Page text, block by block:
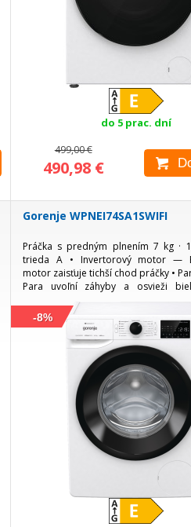
do 5 prac. dní
499,00 €
490,98 €
Gorenje WPNEI74SA1SWIFI
Práčka s predným plnením 7 kg ·
trieda A • Invertorový motor —
motor zaisťuje tichší chod práčky •
Para uvoľní záhyby a osvieži
plnohodnotného prania •
Diaľkové...
-8%